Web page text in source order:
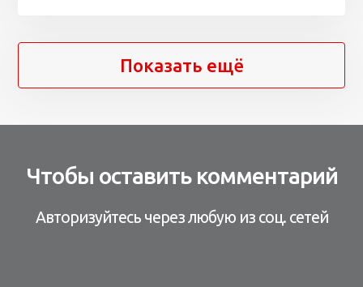
Показать ещё
Чтобы оставить комментарий
Авторизуйтесь через любую из соц. сетей